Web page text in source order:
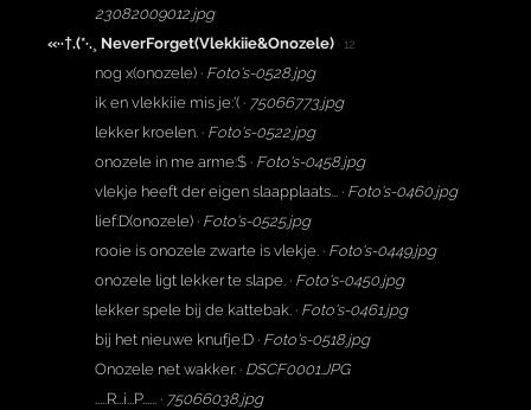
23082009012.jpg
«··†.(*·.¸ NeverForget(Vlekkiie&Onozele)
· 12
nog x(onozele) · Foto's-0528.jpg
ik en vlekkiie mis je:'( · 75066773.jpg
lekker kroelen. · Foto's-0522.jpg
onozele in me arme:$ · Foto's-0458.jpg
vlekje heeft der eigen slaapplaats... · Foto's-0460.jpg
lief:D(onozele) · Foto's-0525.jpg
rooie is onozele zwarte is vlekje. · Foto's-0449.jpg
onozele ligt lekker te slape. · Foto's-0450.jpg
lekker spele bij de kattebak. · Foto's-0461.jpg
bij het nieuwe knufje:D · Foto's-0518.jpg
Onozele net wakker. · DSCF0001.JPG
.....R...i...P...... · 75066038.jpg